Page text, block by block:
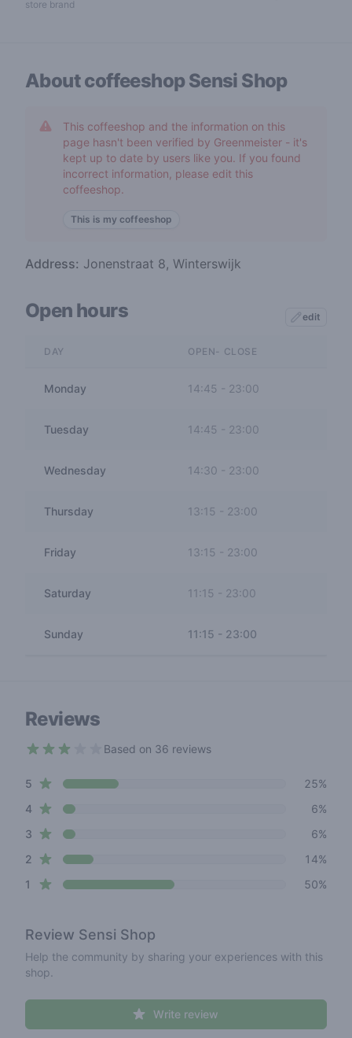
store brand
About coffeeshopSensi Shop
This coffeeshop and the information on this
page hasn't been verified by Greenmeister - it's
kept up to date by users like you. If you found
incorrect information, please edit this
coffeeshop.
This is my coffeeshop
Address: Jonenstraat 8, Winterswijk
Open hours edit
DAY OPEN- CLOSE
Monday 14:45 - 23:00
Tuesday 14:45 23:00
Wednesday 14:30 - 23:00
Thursday 13:15 23:00
Friday 13:15 - 23:00
Saturday 11:15 23:00
Sunday 11:15 - 23:00
Reviews
Based on 36 reviews
Review data
5 star reviews
25%
4star reviews
6%
3 star reviews
6%
2 star reviews
14%
1 star reviews 50%
Review Sensi Shop
Help the community by sharing your experiences with this
shop.
Write review